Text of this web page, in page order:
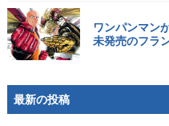
ワンパンマン
未発売のフラ
最新の投稿